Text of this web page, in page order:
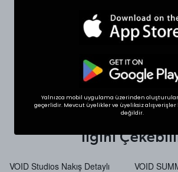
37
40
SHOP THE
İlgini
VOID Studios Nakış Detaylı
VOID
Yalnızca mobil uygulama üzerinden
geçerlidir. Mevcut üyelikler ve üyeliksiz
değildir.